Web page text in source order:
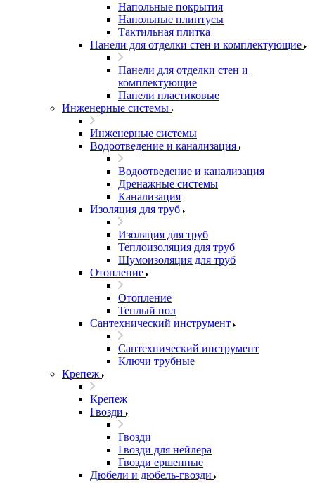
Напольные покрытия
Напольные плинтусы
Тактильная плитка
Панели для отделки стен и комплектующие
Панели для отделки стен и
комплектующие
Панели пластиковые
Инженерные системы
Инженерные системы
Водоотведение и канализация
Водоотведение и канализация
Дренажные системы
Канализация
Изоляция для труб
Изоляция для труб
Теплоизоляция для труб
Шумоизоляция для труб
Отопление
Отопление
Теплый пол
Сантехнический инструмент
Сантехнический инструмент
Ключи трубные
Крепеж
Крепеж
Гвозди
Гвозди
Гвозди для нейлера
Гвозди ершенные
Дюбели и дюбель-гвозди